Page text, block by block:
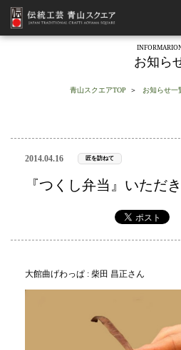
お知ら
青山スクエアTOP お知らせ一
2014.04.16 匠を訪ねて
『つくし弁当』いただ
大館曲げわっぱ : 柴田 昌正さん